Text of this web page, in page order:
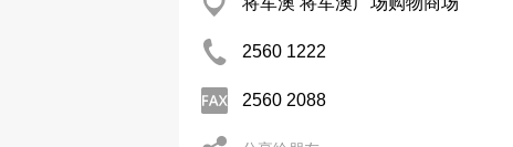
2560 1222
2560 2088